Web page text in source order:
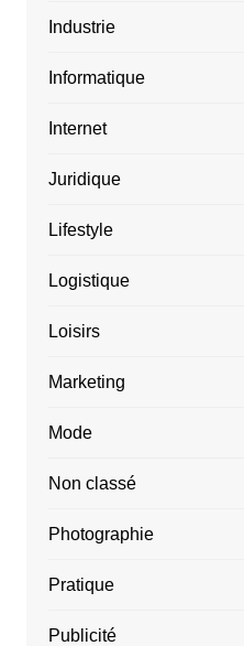
Industrie
Informatique
Internet
Juridique
Lifestyle
Logistique
Loisirs
Marketing
Mode
Non classé
Photographie
Pratique
Publicité